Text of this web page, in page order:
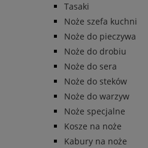
Tasaki
Noże szefa kuchni
Noże do pieczywa
Noże do drobiu
Noże do sera
Noże do steków
Noże do warzyw
Noże specjalne
Kosze na noże
Kabury na noże